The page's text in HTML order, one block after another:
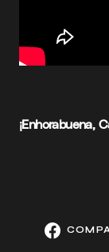
¡Enhorabuena,